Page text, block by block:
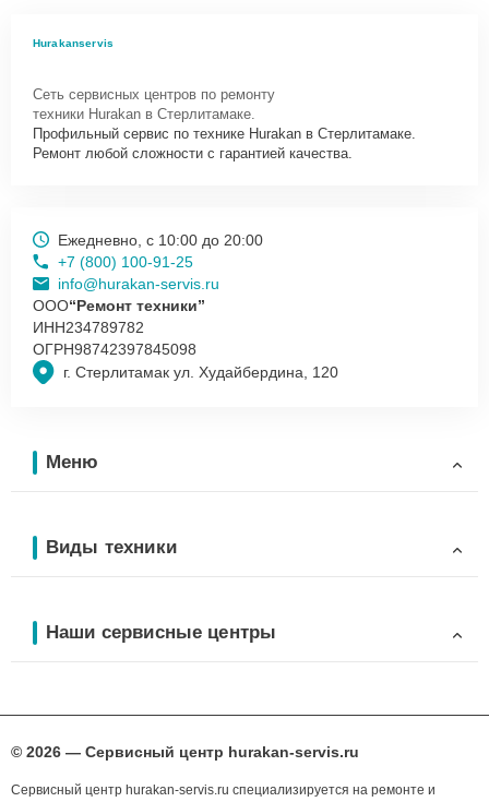
Hurakanservis
Сеть сервисных центров по ремонту
техники Hurakan в Стерлитамаке.
Профильный сервис по технике Hurakan в Стерлитамаке.
Ремонт любой сложности с гарантией качества.
г. Стерлитамак ул. Худайбердина, 120
Ежедневно, с 10:00 до 20:00
+7 (800) 100-91-25
info@hurakan-servis.ru
ООО“Ремонт техники”
ИНН234789782
ОГРН98742397845098
Меню
Виды техники
Наши сервисные центры
© 2026 — Сервисный центр hurakan-servis.ru
Сервисный центр hurakan-servis.ru специализируется на ремонте и